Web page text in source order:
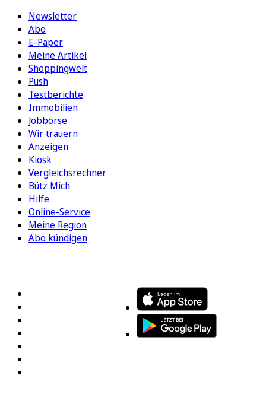
Newsletter
Abo
E-Paper
Meine Artikel
Shoppingwelt
Push
Testberichte
Immobilien
Jobbörse
Wir trauern
Anzeigen
Kiosk
Vergleichsrechner
Bütz Mich
Hilfe
Online-Service
Meine Region
Abo kündigen